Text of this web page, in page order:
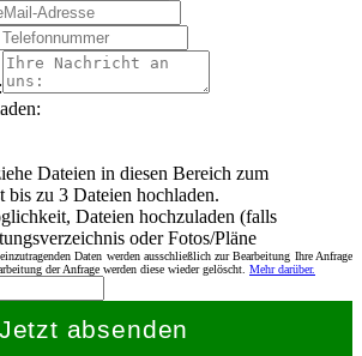
Dateien in diesen Bereich zum
bis zu 3 Dateien hochladen.
Dateien hochzuladen (falls
oder Fotos/Pläne
Daten werden ausschließlich zur Bearbeitung Ihre Anfrage
der Anfrage werden diese wieder gelöscht. Mehr darüber.
Jetzt absenden